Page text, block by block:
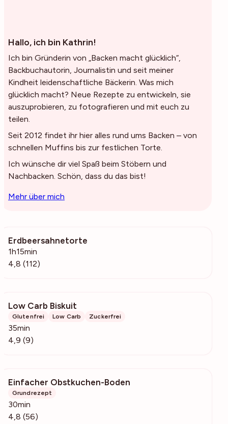
Hallo, ich bin Kathrin!
Ich bin Gründerin von „Backen macht glücklich“,
Backbuchautorin, Journalistin und seit meiner
Kindheit leidenschaftliche Bäckerin. Was mich
glücklich macht? Neue Rezepte zu entwickeln, sie
auszuprobieren, zu fotografieren und mit euch zu
teilen.
Seit 2012 findet ihr hier alles rund ums Backen – von
schnellen Muffins bis zur festlichen Torte.
Ich wünsche dir viel Spaß beim Stöbern und
Nachbacken. Schön, dass du das bist!
Mehr über mich
Erdbeersahnetorte
1h15min
4,8 (112)
Low Carb Biskuit
Glutenfrei Low Carb Zuckerfrei
35min
4,9 (9)
Einfacher Obstkuchen-Boden
Grundrezept
30min
4,8 (56)